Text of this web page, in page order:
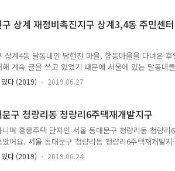
남아 있고 쉽게 확인할 수 있는 달동네에요. 위성사진
보다 양지마을이 그 특징을 확인하기 더 쉬워요. 양지
보다 덜 알려졌는지 많이 궁금했어요. 노원구는 1963
경기..
상계 재정비촉진지구 상계3,4동 주민센
상계4동 달동네인 당현천 마을, 합동마을을 다녀온
해 계속 글을 쓰고 있었기 때문에 서울에 있는 달동네
부하고 있었어요. 서울 달동네 역사는 꽤 긴 편이었어
가면 일제강점기 시절까지 거슬러 올라갔어요. 그러나
별로 달동네 역사가 다르다는 점이었어요. 그리고 역사
라진다는 사실을 확실히 깨달았어요. 모든 달동네가 동
발생한 것이 아니었어요. 어떤 달동네는 정부가 강
어떤 달동네는 원래 있던 달동네 판자촌에 대해 정부
해줘서 그대로..
있다 (2019) 2019.06.27
구 청량리동 청량리6주택재개발지구
며 홍릉주택 단지인 서울 동대문구 청량리동 청량리
어요. 서울 동대문구 청량리동 청량리6주택재개발
번지 일대로, 정확히 홍릉 부흥주택 단지 자리에요. 정
제곱미터이고, 12층 이하 건축이 가능한 제2종일반
있다 (2019) 2019.06.24